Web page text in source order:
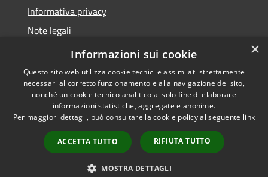
Informativa privacy
Note legali
Dichiarazione di accessibilità
Accessibilità
Copyright © 2026 • Comune di
Valbondione • Powered by
Municipium•
Accesso
redazione
×
Informazioni sui cookie
Questo sito web utilizza cookie tecnici e assimilati strettamente
necessari al corretto funzionamento e alla navigazione del sito,
nonché un cookie tecnico analitico al solo fine di elaborare
informazioni statistiche, aggregate e anonime.
Per maggiori dettagli, può consultare la cookie policy al seguente link
ACCETTA TUTTO RIFIUTA TUTTO
MOSTRA DETTAGLI